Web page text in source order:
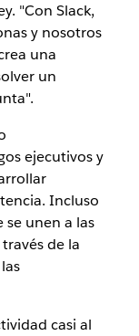
"Con Slack,
y nosotros
una
un
ejecutivos y
Incluso
se unen a las
de la
casi al